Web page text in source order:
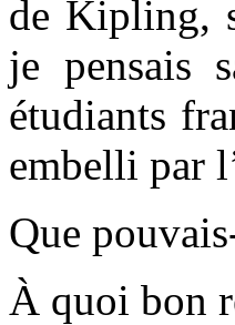
de Kipling,
je pensais
étudiants
embelli par
Que
À quoi bon